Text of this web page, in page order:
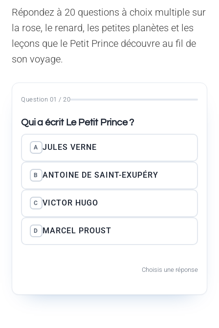
Répondez à 20 questions à choix multiple sur
la rose, le renard, les petites planètes et les
leçons que le Petit Prince découvre au fil de
son voyage.
Question 01 / 20
Qui a écrit Le Petit Prince ?
A JULES VERNE
B ANTOINE DE SAINT-EXUPÉRY
C VICTOR HUGO
D MARCEL PROUST
Choisis une réponse